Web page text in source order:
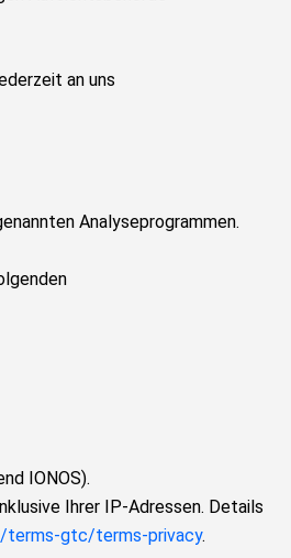
an uns
Analyseprogrammen.
IONOS).
Ihrer IP-Adressen. Details
terms-gtc/terms-privacy.